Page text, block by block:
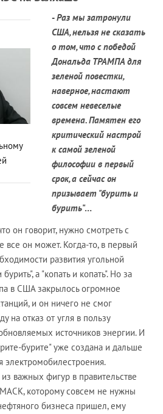
-Раз мы затронули
США, нельзя не сказать
о том, что с победой
Дональда ТРАМПА для
зеленой повестки,
наверное, настают
совсем невеселые
времена. Памятен его
критический настрой
к самой зеленой
философии в первый
срок, а сейчас он
призывает "бурить и
бурить"…
он говорит, нужно смотреть с
все он может. Когда-то, в первый
развития угольной
а "копать и копать". Но за
в США закрылось огромное
и он ничего не смог
на отказ от угля в пользу
источников энергии. И
бурите" уже создана и дальше
электромобилестроения.
важных фигур в правительстве
которому совсем не нужны
бизнеса пришел, ему